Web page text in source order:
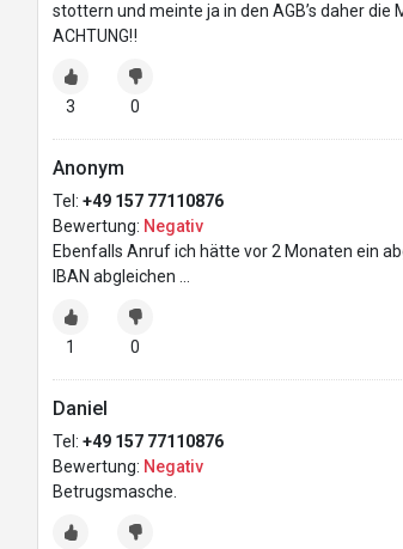
stottern und meinte ja in den AGB’s daher
ACHTUNG‼
3 0
Anonym
Tel: +49 157 77110876
Bewertung: Negativ
Ebenfalls Anruf ich hätte vor 2 Monaten ein
IBAN abgleichen …
1 0
Daniel
Tel: +49 157 77110876
Bewertung: Negativ
Betrugsmasche.